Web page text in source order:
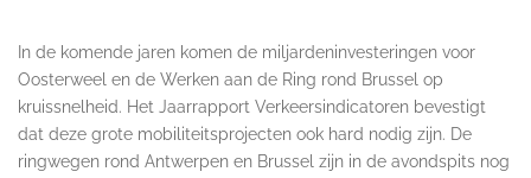
In de komende jaren komen de miljardeninvesteringen voor
Oosterweel en de Werken aan de Ring rond Brussel op
kruissnelheid. Het Jaarrapport Verkeersindicatoren bevestigt
dat deze grote mobiliteitsprojecten ook hard nodig zijn. De
ringwegen rond Antwerpen en Brussel zijn in de avondspits nog